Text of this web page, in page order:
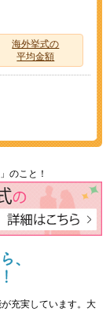
海外挙式の
平均金額
のこと！
充実しています。大